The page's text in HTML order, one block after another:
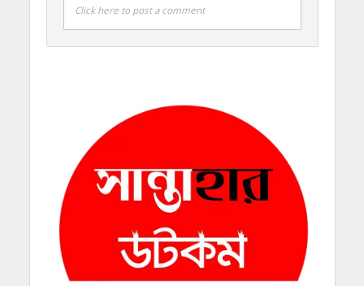
Click here to post a comment